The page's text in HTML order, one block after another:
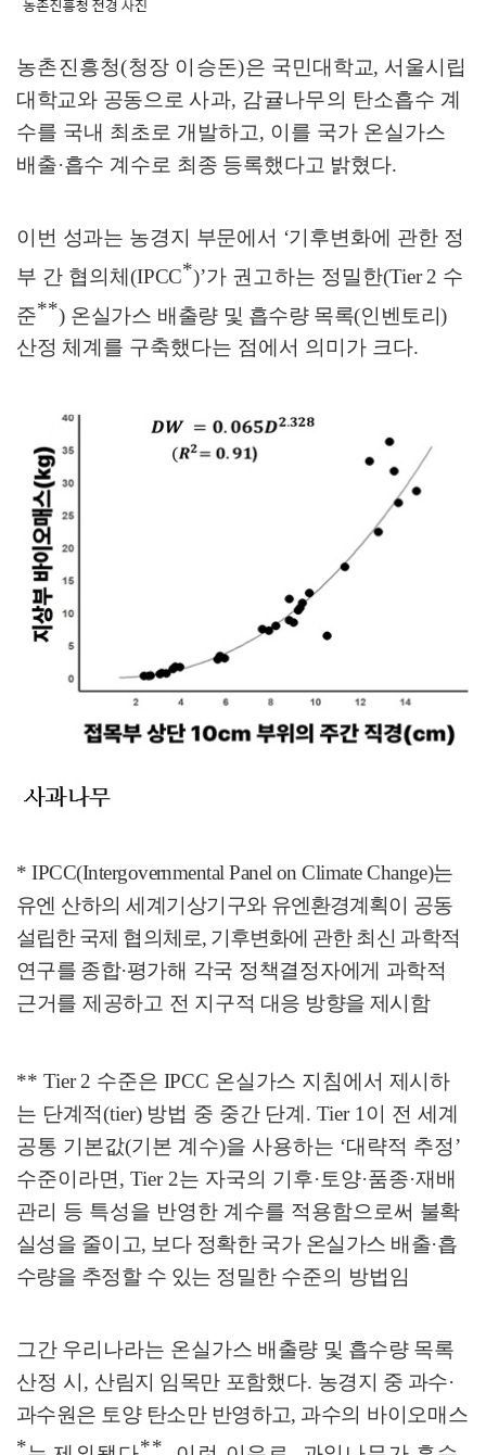
농촌진흥청(청장 이승돈)은 국민대학교, 서울시립
대학교와 공동으로 사과, 감귤나무의 탄소흡수 계
수를 국내 최초로 개발하고, 이를 국가 온실가스
배출·흡수 계수로 최종 등록했다고 밝혔다.
이번 성과는 농경지 부문에서 ‘기후변화에 관한 정
부 간 협의체(IPCC*)’가 권고하는 정밀한(Tier 2 수
준**) 온실가스 배출량 및 흡수량 목록(인벤토리)
산정 체계를 구축했다는 점에서 의미가 크다.
* IPCC(Intergovernmental Panel on Climate Change)는
유엔 산하의 세계기상기구와 유엔환경계획이 공동
설립한 국제 협의체로, 기후변화에 관한최신 과학적
연구를 종합·평가해 각국 정책결정자에게 과학적
근거를 제공하고 전 지구적 대응 방향을 제시함
** Tier 2 수준은 IPCC 온실가스 지침에서 제시하
는 단계적(tier) 방법 중 중간 단계. Tier 1 이 전 세계
공통 기본값(기본 계수)을 사용하는 ‘대략적 추정’
수준이라면, Tier 2는 자국의 기후·토양·품종·재배
관리 등 특성을 반영한 계수를 적용함으로써 불확
실성을 줄이고, 보다 정확한 국가 온실가스 배출·흡
수량을 추정할 수 있는 정밀한 수준의 방법임
그간 우리나라는 온실가스 배출량 및 흡수량 목록
산정 시, 산림지 임목만 포함했다. 농경지 중 과수·
과수원은 토양 탄소만 반영하고, 과수의 바이오매스
*
**